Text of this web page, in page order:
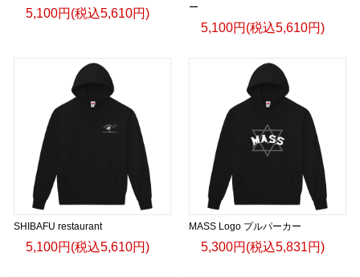
5,100円(税込5,610円)
ー
5,100円(税込5,610円)
SHIBAFU restaurant
5,100円(税込5,610円)
MASS Logo プルパーカー
5,300円(税込5,831円)